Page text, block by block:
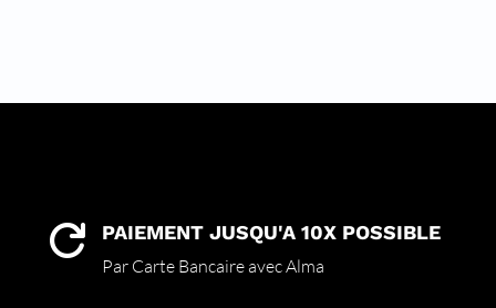
 PAIEMENT JUSQU'A 10X POSSIBLE
Par Carte Bancaire avec Alma